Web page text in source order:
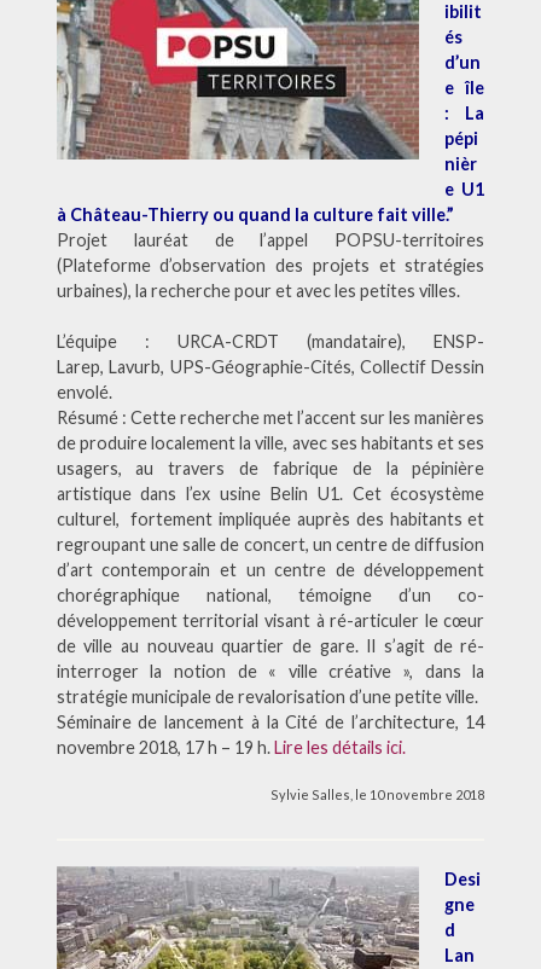
ibilit
és
d’un
e île
: La
pépi
nièr
e U1
à Château-Thierry ou quand la culture fait ville.”
Projet lauréat de l’appel POPSU-territoires
(Plateforme d’observation des projets et stratégies
urbaines), la recherche pour et avec les petites villes.
L’équipe : URCA-CRDT (mandataire), ENSP-
Larep,Lavurb, UPS-Géographie-Cités, Collectif Dessin
envolé.
Résumé : Cette recherche met l’accent sur les manières
de produire localement la ville, avec ses habitants et ses
usagers, au travers de fabrique de la pépinière
artistique dans l’ex usine Belin U1. Cetécosystème
culturel, fortement impliquée auprès des habitants et
regroupant unesalle de concert, un centre de diffusion
d’art contemporain et uncentre de développement
chorégraphique national, témoigne d’un co-
développement territorial visant àré-articuler le cœur
de ville au nouveau quartier de gare. Il s’agit de ré-
interroger la notion de « ville créative », dans la
stratégie municipale de revalorisation d’une petite ville.
Séminaire de lancement à la Cité de l’architecture, 14
novembre 2018, 17 h – 19 h.Lire les détails ici.
Sylvie Salles, le 10 novembre 2018
Desi
gne
d
Lan